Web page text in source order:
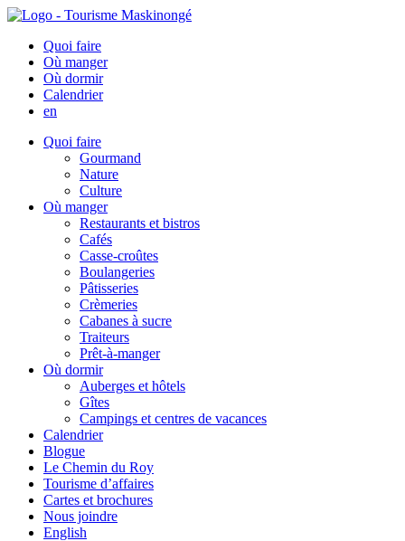
Quoi faire
Où manger
Où dormir
Calendrier
en
Quoi faire
Gourmand
Nature
Culture
Où manger
Restaurants et bistros
Cafés
Casse-croûtes
Boulangeries
Pâtisseries
Crèmeries
Cabanes à sucre
Traiteurs
Prêt-à-manger
Où dormir
Auberges et hôtels
Gîtes
Campings et centres de vacances
Calendrier
Blogue
Le Chemin du Roy
Tourisme d’affaires
Cartes et brochures
Nous joindre
English